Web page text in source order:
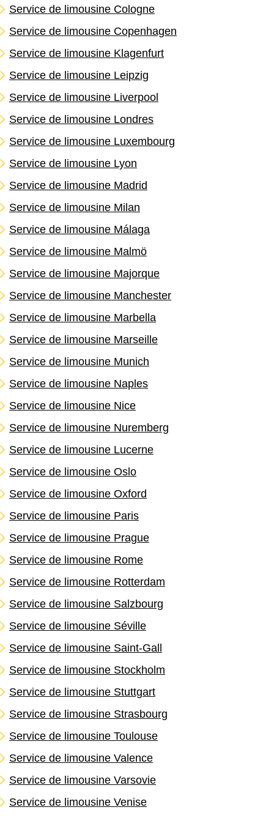
Service de limousine Cologne
Service de limousine Copenhagen
Service de limousine Klagenfurt
Service de limousine Leipzig
Service de limousine Liverpool
Service de limousine Londres
Service de limousine Luxembourg
Service de limousine Lyon
Service de limousine Madrid
Service de limousine Milan
Service de limousine Málaga
Service de limousine Malmö
Service de limousine Majorque
Service de limousine Manchester
Service de limousine Marbella
Service de limousine Marseille
Service de limousine Munich
Service de limousine Naples
Service de limousine Nice
Service de limousine Nuremberg
Service de limousine Lucerne
Service de limousine Oslo
Service de limousine Oxford
Service de limousine Paris
Service de limousine Prague
Service de limousine Rome
Service de limousine Rotterdam
Service de limousine Salzbourg
Service de limousine Séville
Service de limousine Saint-Gall
Service de limousine Stockholm
Service de limousine Stuttgart
Service de limousine Strasbourg
Service de limousine Toulouse
Service de limousine Valence
Service de limousine Varsovie
Service de limousine Venise